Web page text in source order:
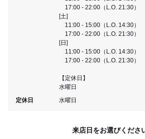
17:00 - 22:00（L.O. 21:30）
[土]
11:00 - 15:00（L.O. 14:30）
17:00 - 22:00（L.O. 21:30）
[日]
11:00 - 15:00（L.O. 14:30）
17:00 - 22:00（L.O. 21:30）
【定休日】
水曜日
定休日
水曜日
来店日をお選びくださ